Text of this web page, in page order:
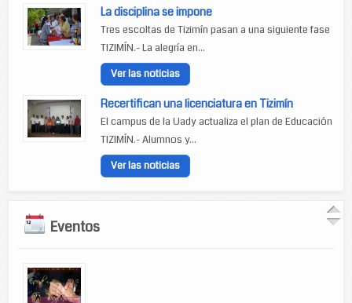
La disciplina se impone
Tres escoltas de Tizimín pasan a una siguiente fase
TIZIMÍN.- La alegría en...
Ver las noticias
Recertifican una licenciatura en Tizimín
El campus de la Uady actualiza el plan de Educación
TIZIMÍN.- Alumnos y...
Ver las noticias
Eventos